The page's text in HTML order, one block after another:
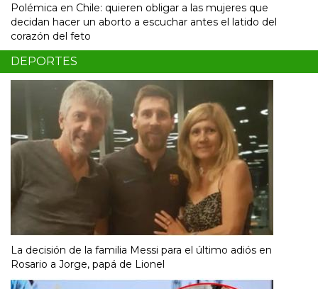
Polémica en Chile: quieren obligar a las mujeres que
decidan hacer un aborto a escuchar antes el latido del
corazón del feto
DEPORTES
La decisión de la familia Messi para el último adiós en
Rosario a Jorge, papá de Lionel